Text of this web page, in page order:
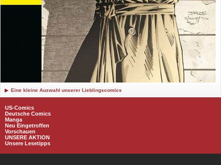
Eine kleine Auswahl unserer Lieblingscomics
US-Comics
Deutsche Comics
Manga
Neu Eingetroffen
Vorschauen
UNSERE AKTION
Unsere Lesetipps